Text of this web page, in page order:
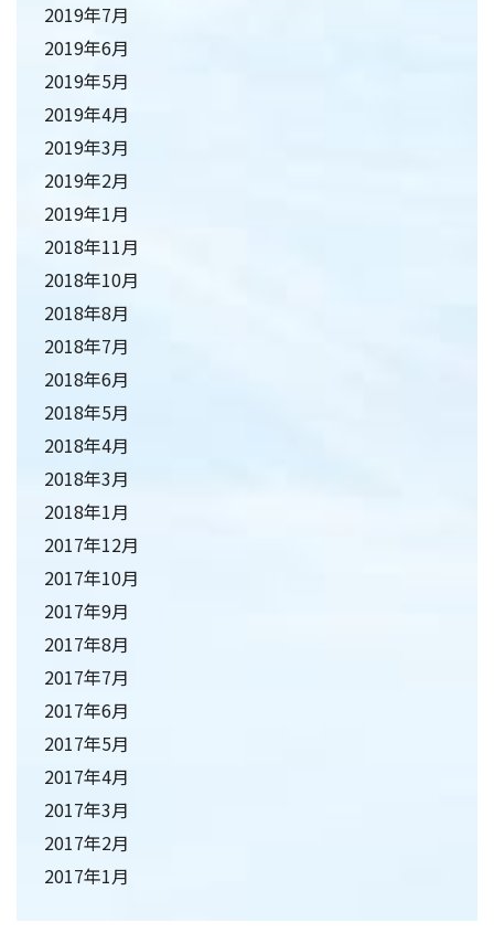
2019年7月
2019年6月
2019年5月
2019年4月
2019年3月
2019年2月
2019年1月
2018年11月
2018年10月
2018年8月
2018年7月
2018年6月
2018年5月
2018年4月
2018年3月
2018年1月
2017年12月
2017年10月
2017年9月
2017年8月
2017年7月
2017年6月
2017年5月
2017年4月
2017年3月
2017年2月
2017年1月